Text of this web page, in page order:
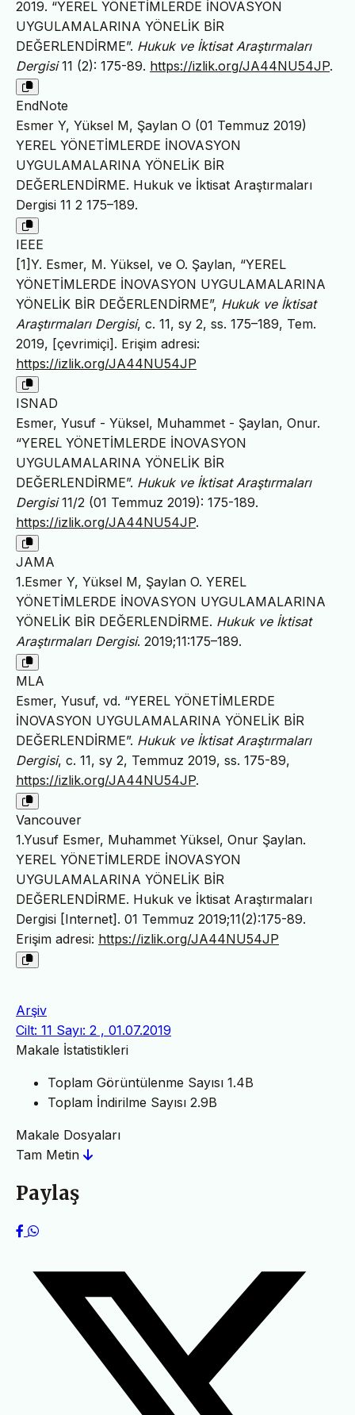
2019. “YEREL YÖNETİMLERDE İNOVASYON
UYGULAMALARINA YÖNELİK BİR
DEĞERLENDİRME”. Hukuk ve İktisat Araştırmaları
Dergisi11 (2): 175-89. https://izlik.org/JA44NU54JP.
EndNote
Esmer Y, Yüksel M, Şaylan O (01 Temmuz 2019)
YEREL YÖNETİMLERDE İNOVASYON
UYGULAMALARINA YÖNELİK BİR
DEĞERLENDİRME. Hukuk ve İktisat Araştırmaları
Dergisi 11 2 175–189.
IEEE
[1]Y. Esmer, M. Yüksel, ve O. Şaylan, “YEREL
YÖNETİMLERDE İNOVASYON UYGULAMALARINA
YÖNELİK BİR DEĞERLENDİRME”, Hukuk ve İktisat
Araştırmaları Dergisi, c. 11, sy 2, ss. 175–189, Tem.
2019, [çevrimiçi]. Erişim adresi:
https://izlik.org/JA44NU54JP
ISNAD
Esmer, Yusuf - Yüksel, Muhammet - Şaylan, Onur.
“YEREL YÖNETİMLERDE İNOVASYON
UYGULAMALARINA YÖNELİK BİR
DEĞERLENDİRME”. Hukuk ve İktisat Araştırmaları
Dergisi11/2 (01 Temmuz 2019): 175-189.
https://izlik.org/JA44NU54JP.
JAMA
1.Esmer Y, Yüksel M, Şaylan O. YEREL
YÖNETİMLERDE İNOVASYON UYGULAMALARINA
YÖNELİK BİR DEĞERLENDİRME. Hukuk ve İktisat
Araştırmaları Dergisi. 2019;11:175–189.
MLA
Esmer, Yusuf, vd. “YEREL YÖNETİMLERDE
İNOVASYON UYGULAMALARINA YÖNELİK BİR
DEĞERLENDİRME”. Hukuk ve İktisat Araştırmaları
Dergisi, c. 11, sy 2, Temmuz 2019, ss. 175-89,
https://izlik.org/JA44NU54JP.
Vancouver
1.Yusuf Esmer, Muhammet Yüksel, Onur Şaylan.
YEREL YÖNETİMLERDE İNOVASYON
UYGULAMALARINA YÖNELİK BİR
DEĞERLENDİRME. Hukuk ve İktisat Araştırmaları
Dergisi [Internet]. 01 Temmuz 2019;11(2):175-89.
Erişim adresi: https://izlik.org/JA44NU54JP
Arşiv
Cilt: 11 Sayı: 2 , 01.07.2019
Makale İstatistikleri
Toplam Görüntülenme Sayısı 1.4B
Toplam İndirilme Sayısı 2.9B
Makale Dosyaları
Tam Metin
Paylaş